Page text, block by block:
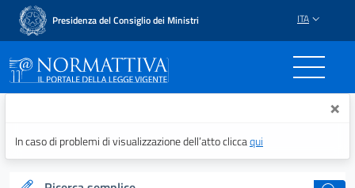
Presidenza del Consiglio dei Ministri ITA
Normattiva - Il portale ×
In caso di problemi di visualizzazione dell’atto cliccaqui